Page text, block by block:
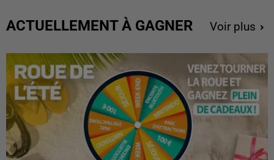
ACTUELLEMENT À GAGNER Voir plus